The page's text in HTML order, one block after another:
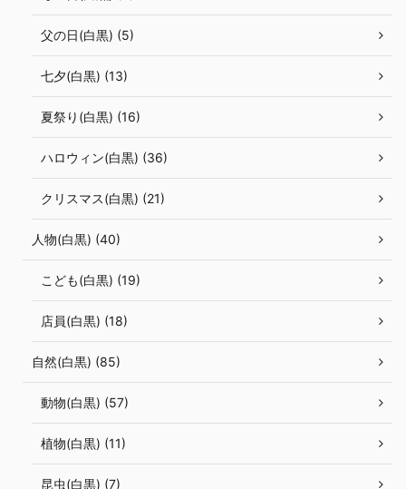
父の日(白黒) (5)
七夕(白黒) (13)
夏祭り(白黒) (16)
ハロウィン(白黒) (36)
クリスマス(白黒) (21)
人物(白黒) (40)
こども(白黒) (19)
店員(白黒) (18)
自然(白黒) (85)
動物(白黒) (57)
植物(白黒) (11)
昆虫(白黒) (7)